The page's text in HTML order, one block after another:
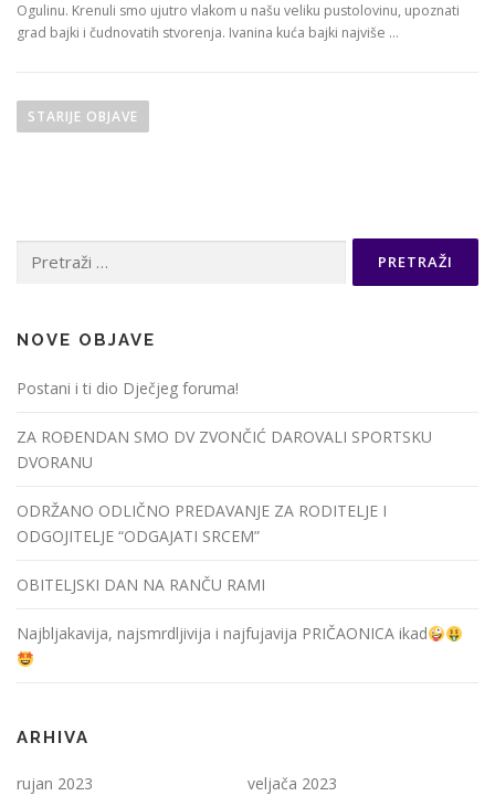
Ogulinu. Krenuli smo ujutro vlakom u našu veliku pustolovinu, upoznati
grad bajki i čudnovatih stvorenja. Ivanina kuća bajki najviše …
a
a
b
j
a
a
STARIJE OBJAVE
NOVE OBJAVE
Postani i ti dio Dječjeg foruma!
ZA ROĐENDAN SMO DV ZVONČIĆ DAROVALI SPORTSKU
DVORANU
ODRŽANO ODLIČNO PREDAVANJE ZA RODITELJE I
ODGOJITELJE “ODGAJATI SRCEM”
OBITELJSKI DAN NA RANČU RAMI
Najbljakavija, najsmrdljivija i najfujavija PRIČAONICA ikad
ARHIVA
rujan 2023
veljača 2023